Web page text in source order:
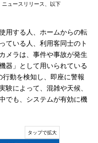
ュースリリース、以下
用する人、ホームからの転
ている人、利用客同士のト
メラは、事件や事故が発生
器」として用いられている
動を検知し、即座に警報
験によって、混雑や天候、
でも、システムが有効に機